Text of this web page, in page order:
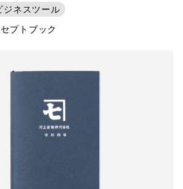
ジネスツール
プトブック